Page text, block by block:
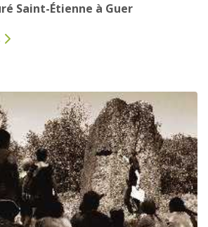
Saint-Étienne à Guer